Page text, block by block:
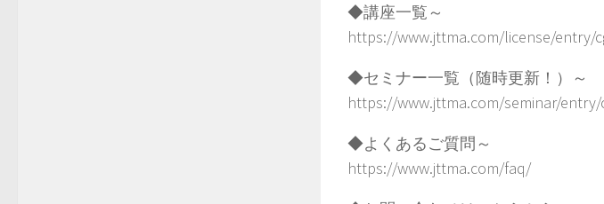
◆講座一覧～
https://www.jttma.com/license/entry/
◆セミナー一覧（随時更新！）～
https://www.jttma.com/seminar/entry/
◆よくあるご質問～
https://www.jttma.com/faq/